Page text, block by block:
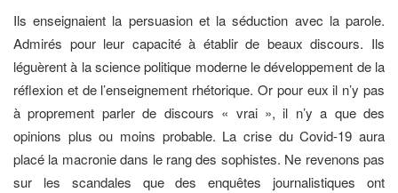
Ils enseignaient la persuasion et la séduction avec la parole.
Admirés pour leur capacité à établir de beaux discours. Ils
léguèrent à la science politique moderne le développement de la
réflexion et de l’enseignement rhétorique. Or pour eux il n’y pas
à proprement parler de discours « vrai », il n’y a que des
opinions plus ou moins probable. La crise du Covid-19 aura
placé la macronie dans le rang des sophistes. Ne revenons pas
sur les scandales que des enquêtes journalistiques ont